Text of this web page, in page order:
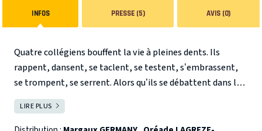
INFOS PRESSE (5) AVIS (0)
Quatre collégiens bouffent la vie à pleines dents. Ils
rappent, dansent, se taclent, se testent, s’embrassent,
se trompent, se serrent. Alors qu’ils se débattent dans le
joyeux merdier de l’adolescence, leur prof de maths, elle,
décide d’abandonner la vie.
dualité de l’expérience scolaire : à la fois lieu de violence et
LIRE PLUS